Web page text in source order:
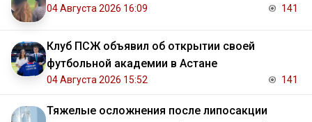
04 Августа 2026 16:09 141
Клуб ПСЖ объявил об открытии своей
футбольной академии в Астане
04 Августа 2026 15:52 141
Тяжелые осложнения после липосакции